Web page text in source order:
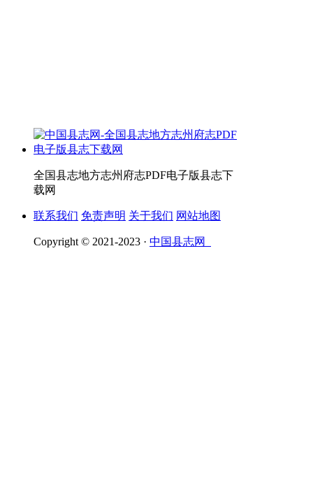
全国县志地方志州府志PDF电子版县志下
载网
联系我们 免责声明 关于我们 网站地图
Copyright © 2021-2023 · 中国县志网